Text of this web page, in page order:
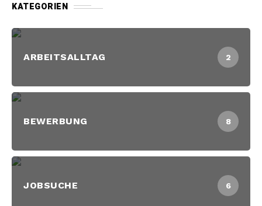
KATEGORIEN
ARBEITSALLTAG 2
BEWERBUNG 8
JOBSUCHE 6